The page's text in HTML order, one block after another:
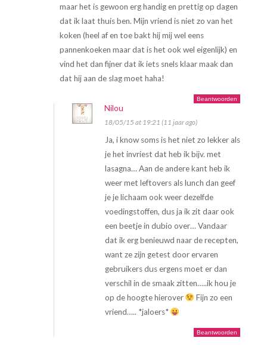
maar het is gewoon erg handig en prettig op dagen
dat ik laat thuis ben. Mijn vriend is niet zo van het
koken (heel af en toe bakt hij mij wel eens
pannenkoeken maar dat is het ook wel eigenlijk) en
vind het dan fijner dat ik iets snels klaar maak dan
dat hij aan de slag moet haha!
Beantwoorden
Nilou
18/05/15 at 19:21 (11 jaar ago)
Ja, i know soms is het niet zo lekker als
je het invriest dat heb ik bijv. met
lasagna… Aan de andere kant heb ik
weer met leftovers als lunch dan geef
je je lichaam ook weer dezelfde
voedingstoffen, dus ja ik zit daar ook
een beetje in dubio over… Vandaar
dat ik erg benieuwd naar de recepten,
want ze zijn getest door ervaren
gebruikers dus ergens moet er dan
verschil in de smaak zitten…..ik hou je
op de hoogte hierover
Fijn zo een
vriend….. *jaloers*
Beantwoorden